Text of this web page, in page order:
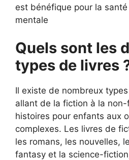
est bénéfique pour la
mentale
Quels sont les
types de livres
Il existe de nombreux
allant de la fiction à la
histoires pour enfants aux
complexes. Les livres de
les romans, les nouvelles,
fantasy et la science-